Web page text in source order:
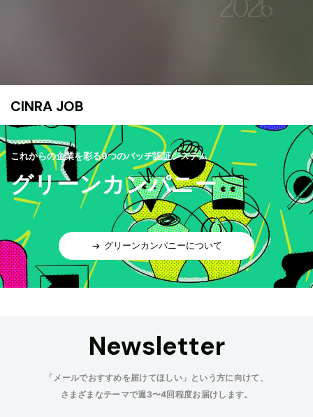
CINRA JOB
これからの企業を彩る9つのバッヂ認証システム
グリーンカンパニー
グリーンカンパニーについて
Newsletter
「メールでおすすめを届けてほしい」という方に向けて、
さまざまなテーマで週3〜4回程度お届けします。